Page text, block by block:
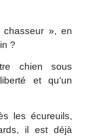
chasseur », en
?
chien sous
et qu’un
les écureuils,
il est déjà